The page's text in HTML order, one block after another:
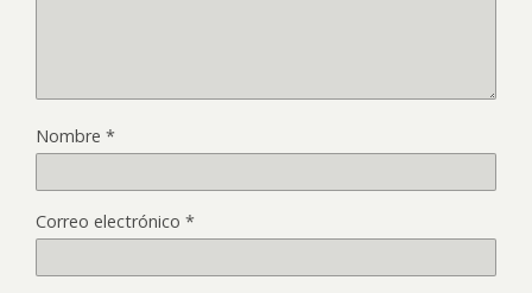
Nombre *
Correo electrónico *